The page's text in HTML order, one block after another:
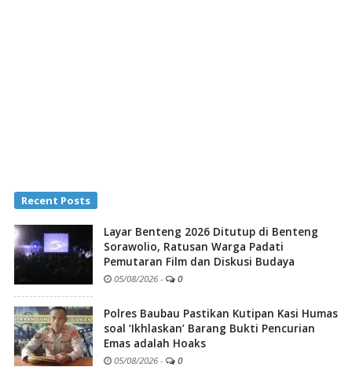
Recent Posts
Layar Benteng 2026 Ditutup di Benteng
Sorawolio, Ratusan Warga Padati
Pemutaran Film dan Diskusi Budaya
05/08/2026 - 0
Polres Baubau Pastikan Kutipan Kasi Humas
soal ‘Ikhlaskan’ Barang Bukti Pencurian
Emas adalah Hoaks
05/08/2026 - 0